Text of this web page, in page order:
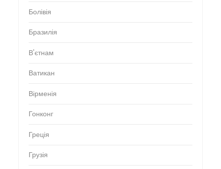
Болівія
Бразилія
В'єтнам
Ватикан
Вірменія
Гонконг
Греція
Грузія